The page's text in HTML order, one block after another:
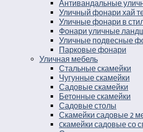
Антивандальные
Уличный фонари хай
Уличные фонари в
Фонари уличные
Уличные подвесные
Парковые фонари
Уличная мебель
Стальные скамейки
Чугунные скамейки
Садовые скамейки
Бетонные скамейки
Садовые столы
Скамейки садовые 2
Cкамейки садовые со